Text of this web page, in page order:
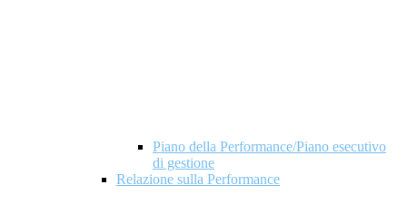
Piano della Performance/Piano esecutivo
di gestione
Relazione sulla Performance